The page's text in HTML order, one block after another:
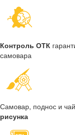
Контроль ОТК
самовара
Самовар, поднос и
рисунка